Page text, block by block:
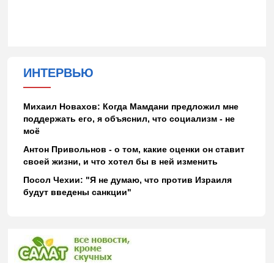
ИНТЕРВЬЮ
Михаил Новахов: Когда Мамдани предложил мне
поддержать его, я объяснил, что социализм - не
моё
Антон Привольнов - о том, какие оценки он ставит
своей жизни, и что хотел бы в ней изменить
Посол Чехии: "Я не думаю, что против Израиля
будут введены санкции"